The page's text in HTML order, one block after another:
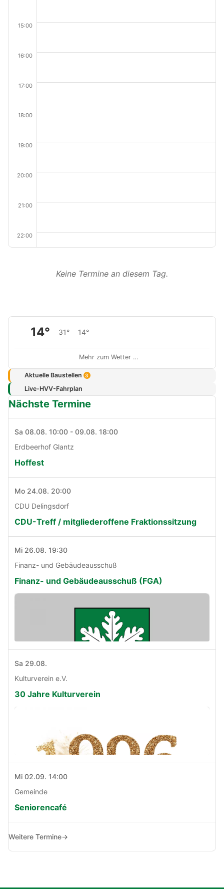
15:00
16:00
17:00
18:00
19:00
20:00
21:00
22:00
Keine Termine an diesem Tag.
14° 31° 14°
Mehr zum Wetter …
Aktuelle Baustellen 3
Live-HVV-Fahrplan
Nächste Termine
Sa 08.08. 10:00 - 09.08. 18:00
Erdbeerhof Glantz
Hoffest
Mo 24.08. 20:00
CDU Delingsdorf
CDU-Treff / mitgliederoffene Fraktionssitzung
Mi 26.08. 19:30
Finanz- und Gebäudeausschuß
Finanz- und Gebäudeausschuß (FGA)
Sa 29.08.
Kulturverein e.V.
30 Jahre Kulturverein
Mi 02.09. 14:00
Gemeinde
Seniorencafé
Weitere Termine→